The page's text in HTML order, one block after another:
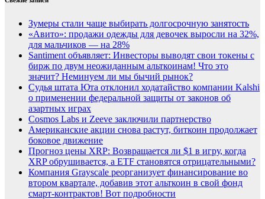
Зумеры стали чаще выбирать долгосрочную занятость
«Авито»: продажи одежды для девочек выросли на 32%,
для мальчиков — на 28%
Santiment объявляет: Инвесторы выводят свои токены с
бирж по двум неожиданным альткоинам! Что это
значит? Неминуем ли мы бычий рынок?
Судья штата Юта отклонил ходатайство компании Kalshi
о применении федеральной защиты от законов об
азартных играх
Cosmos Labs и Zeeve заключили партнерство
Американские акции снова растут, биткоин продолжает
боковое движение
Прогноз цены XRP: Возвращается ли $1 в игру, когда
XRP обрушивается, а ETF становятся отрицательными?
Компания Grayscale реорганизует финансирование во
втором квартале, добавив этот альткоин в свой фонд
смарт-контрактов! Вот подробности